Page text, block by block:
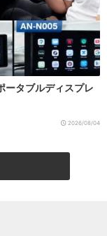
ータブルディスプレ
2026/08/04